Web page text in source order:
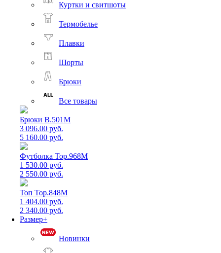
Куртки и свитшоты
Термобелье
Плавки
Шорты
Брюки
Все товары
Брюки B.501M
3 096.00 руб.
5 160.00 руб.
Футболка Top.968M
1 530.00 руб.
2 550.00 руб.
Топ Top.848M
1 404.00 руб.
2 340.00 руб.
Размер+
Новинки